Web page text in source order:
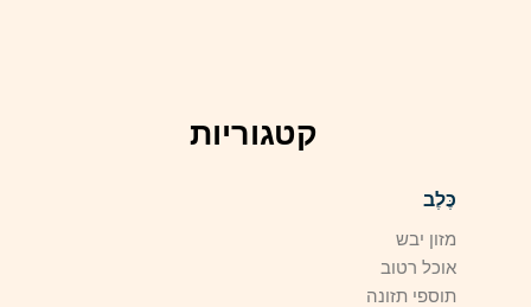
קטגוריות
כֶּלֶב
מזון יבש
אוכל רטוב
תוספי תזונה